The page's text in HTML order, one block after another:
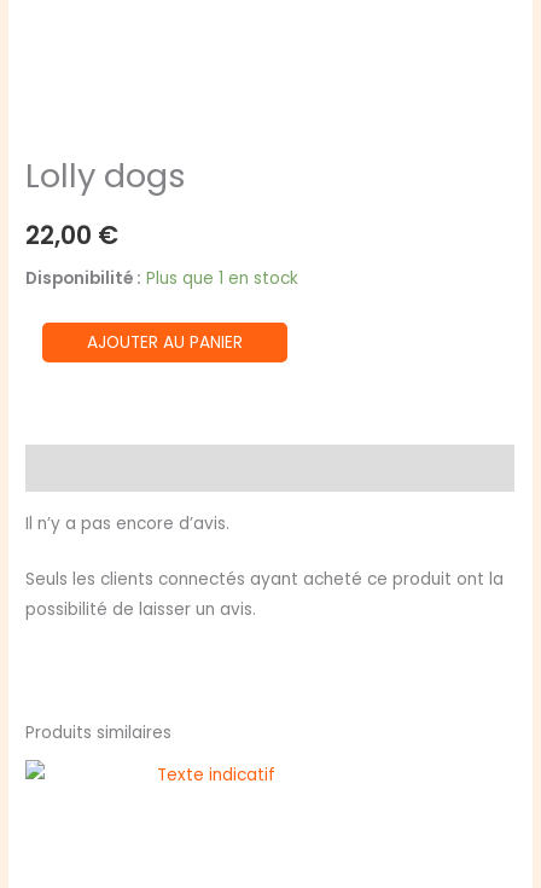
Lolly dogs
22,00 €
Disponibilité : Plus que 1 en stock
quantité
de
AJOUTER AU PANIER
Il n’y a pas encore d’avis.
Seuls les clients connectés ayant acheté ce produit ont la
possibilité de laisser un avis.
Produits similaires